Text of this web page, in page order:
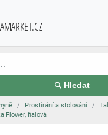
Hledat
Prostírání a stolování
Flower, fialová